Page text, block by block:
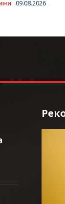
09.08.2026